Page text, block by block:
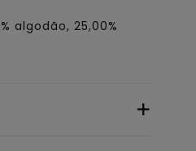
algodão, 25,00%